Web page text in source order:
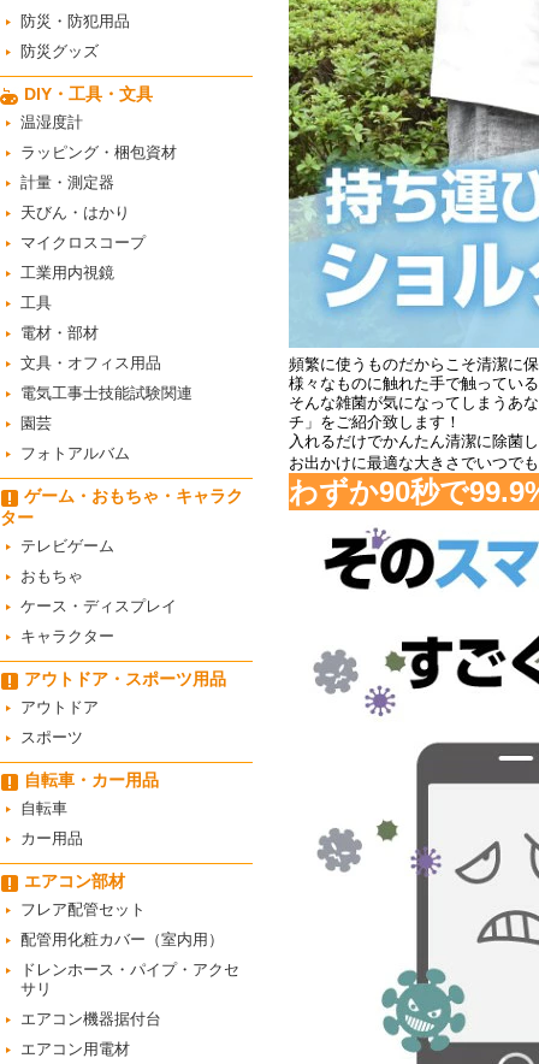
防災・防犯用品
防災グッズ
DIY・工具・文具
温湿度計
ラッピング・梱包資材
計量・測定器
天びん・はかり
マイクロスコープ
工業用内視鏡
工具
電材・部材
文具・オフィス用品
電気工事士技能試験関連
園芸
フォトアルバム
ゲーム・おもちゃ・キャラク
ター
テレビゲーム
おもちゃ
ケース・ディスプレイ
キャラクター
アウトドア・スポーツ用品
アウトドア
スポーツ
自転車・カー用品
自転車
カー用品
エアコン部材
フレア配管セット
配管用化粧カバー（室内用）
ドレンホース・パイプ・アクセ
サリ
エアコン機器据付台
エアコン用電材
頻繁に使うものだからこそ清潔に
様々なものに触れた手で触ってい
そんな雑菌が気になってしまうあ
チ」をご紹介致します！
入れるだけでかんたん清潔に除菌
お出かけに最適な大きさでいつで
わずか90秒で